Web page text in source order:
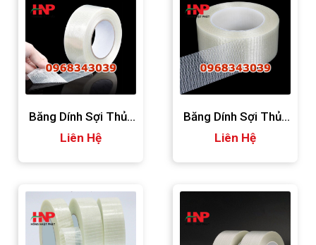
Băng Dính Sợi Thủy
Tinh Bản Lớn
Liên Hệ
Băng Dính Sợi Thủy
Tinh Bản Trung Bình
Liên Hệ